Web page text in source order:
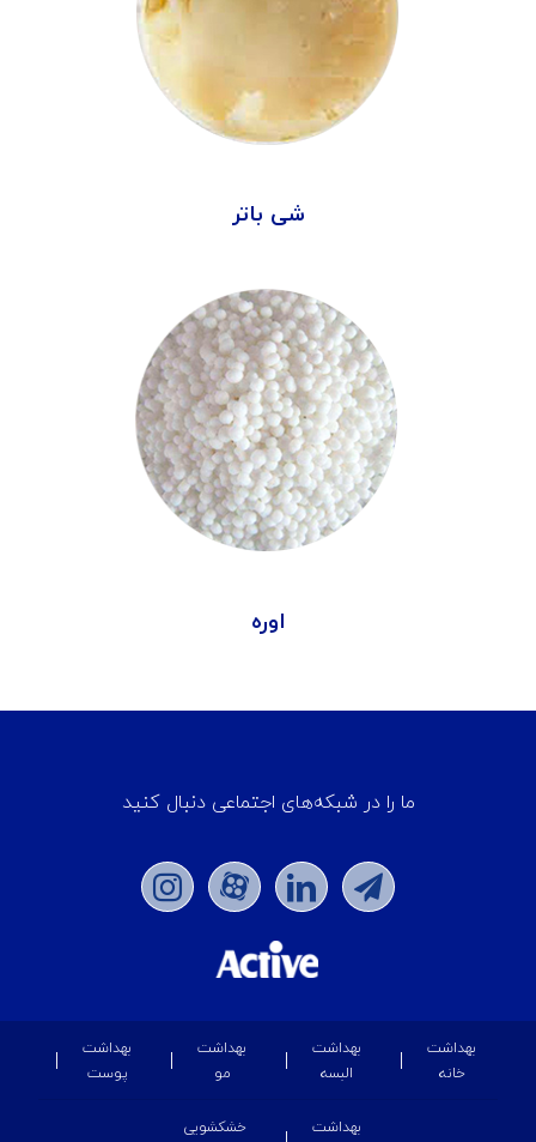
شی باتر
اوره
ما را در شبکه‌های اجتماعی دنبال کنید
بهداشت
خانه
بهداشت
البسه
بهداشت
مو
بهداشت
پوست
بهداشت
خشکشویی